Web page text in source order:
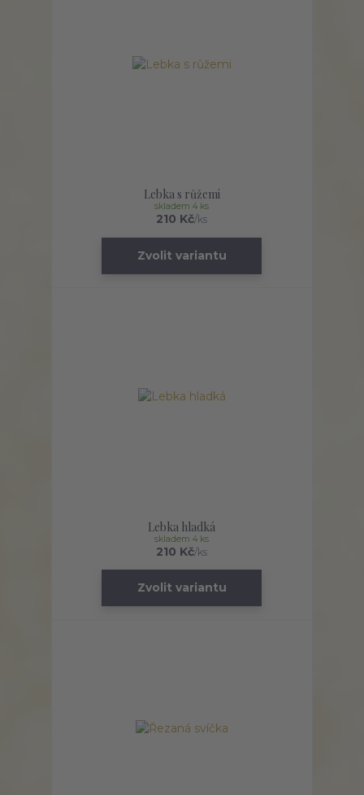
Lebka s růžemi
210 Kč/ks
skladem 4 ks
Zvolit variantu
Lebka hladká
210 Kč/ks
skladem 4 ks
Zvolit variantu